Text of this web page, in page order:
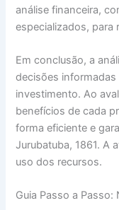
análise financeira,
especializados, para
Em conclusão, a
decisões
investimento. Ao
benefícios de cada
forma eficiente e
Jurubatuba, 1861. A
uso dos recursos.
Guia Passo a Passo: